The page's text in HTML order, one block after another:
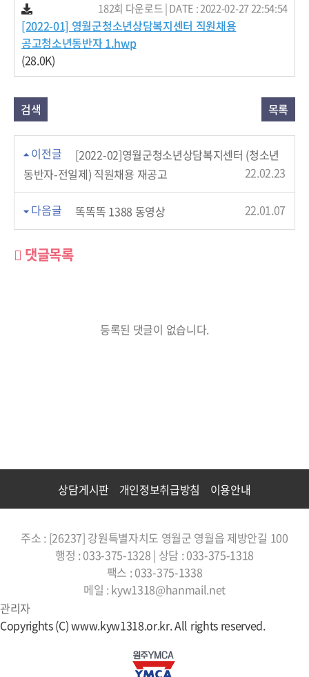
[2022-01] 영월군청소년상담복지센터 직원채용
공고청소년동반자 1.hwp
(28.0K)
182회 다운로드 | DATE : 2022-02-27 22:54:54
검색 목록
이전글
[2022-02]영월군청소년상담복지센터 (청소년
동반자-전일제) 직원채용 재공고
22.02.23
다음글 똑똑똑 1388 동영상 22.01.07
댓글목록
등록된 댓글이 없습니다.
상담게시판 개인정보취급방침 이용안내
주소 : [26237] 강원특별자치도 영월군 영월읍 제방안길 100
행정 : 033-375-1328 | 상담 : 033-375-1318
팩스 : 033-375-1338
메일 : kyw1318@hanmail.net
관리자
Copyrights (C) www.kyw1318.or.kr. All rights reserved.